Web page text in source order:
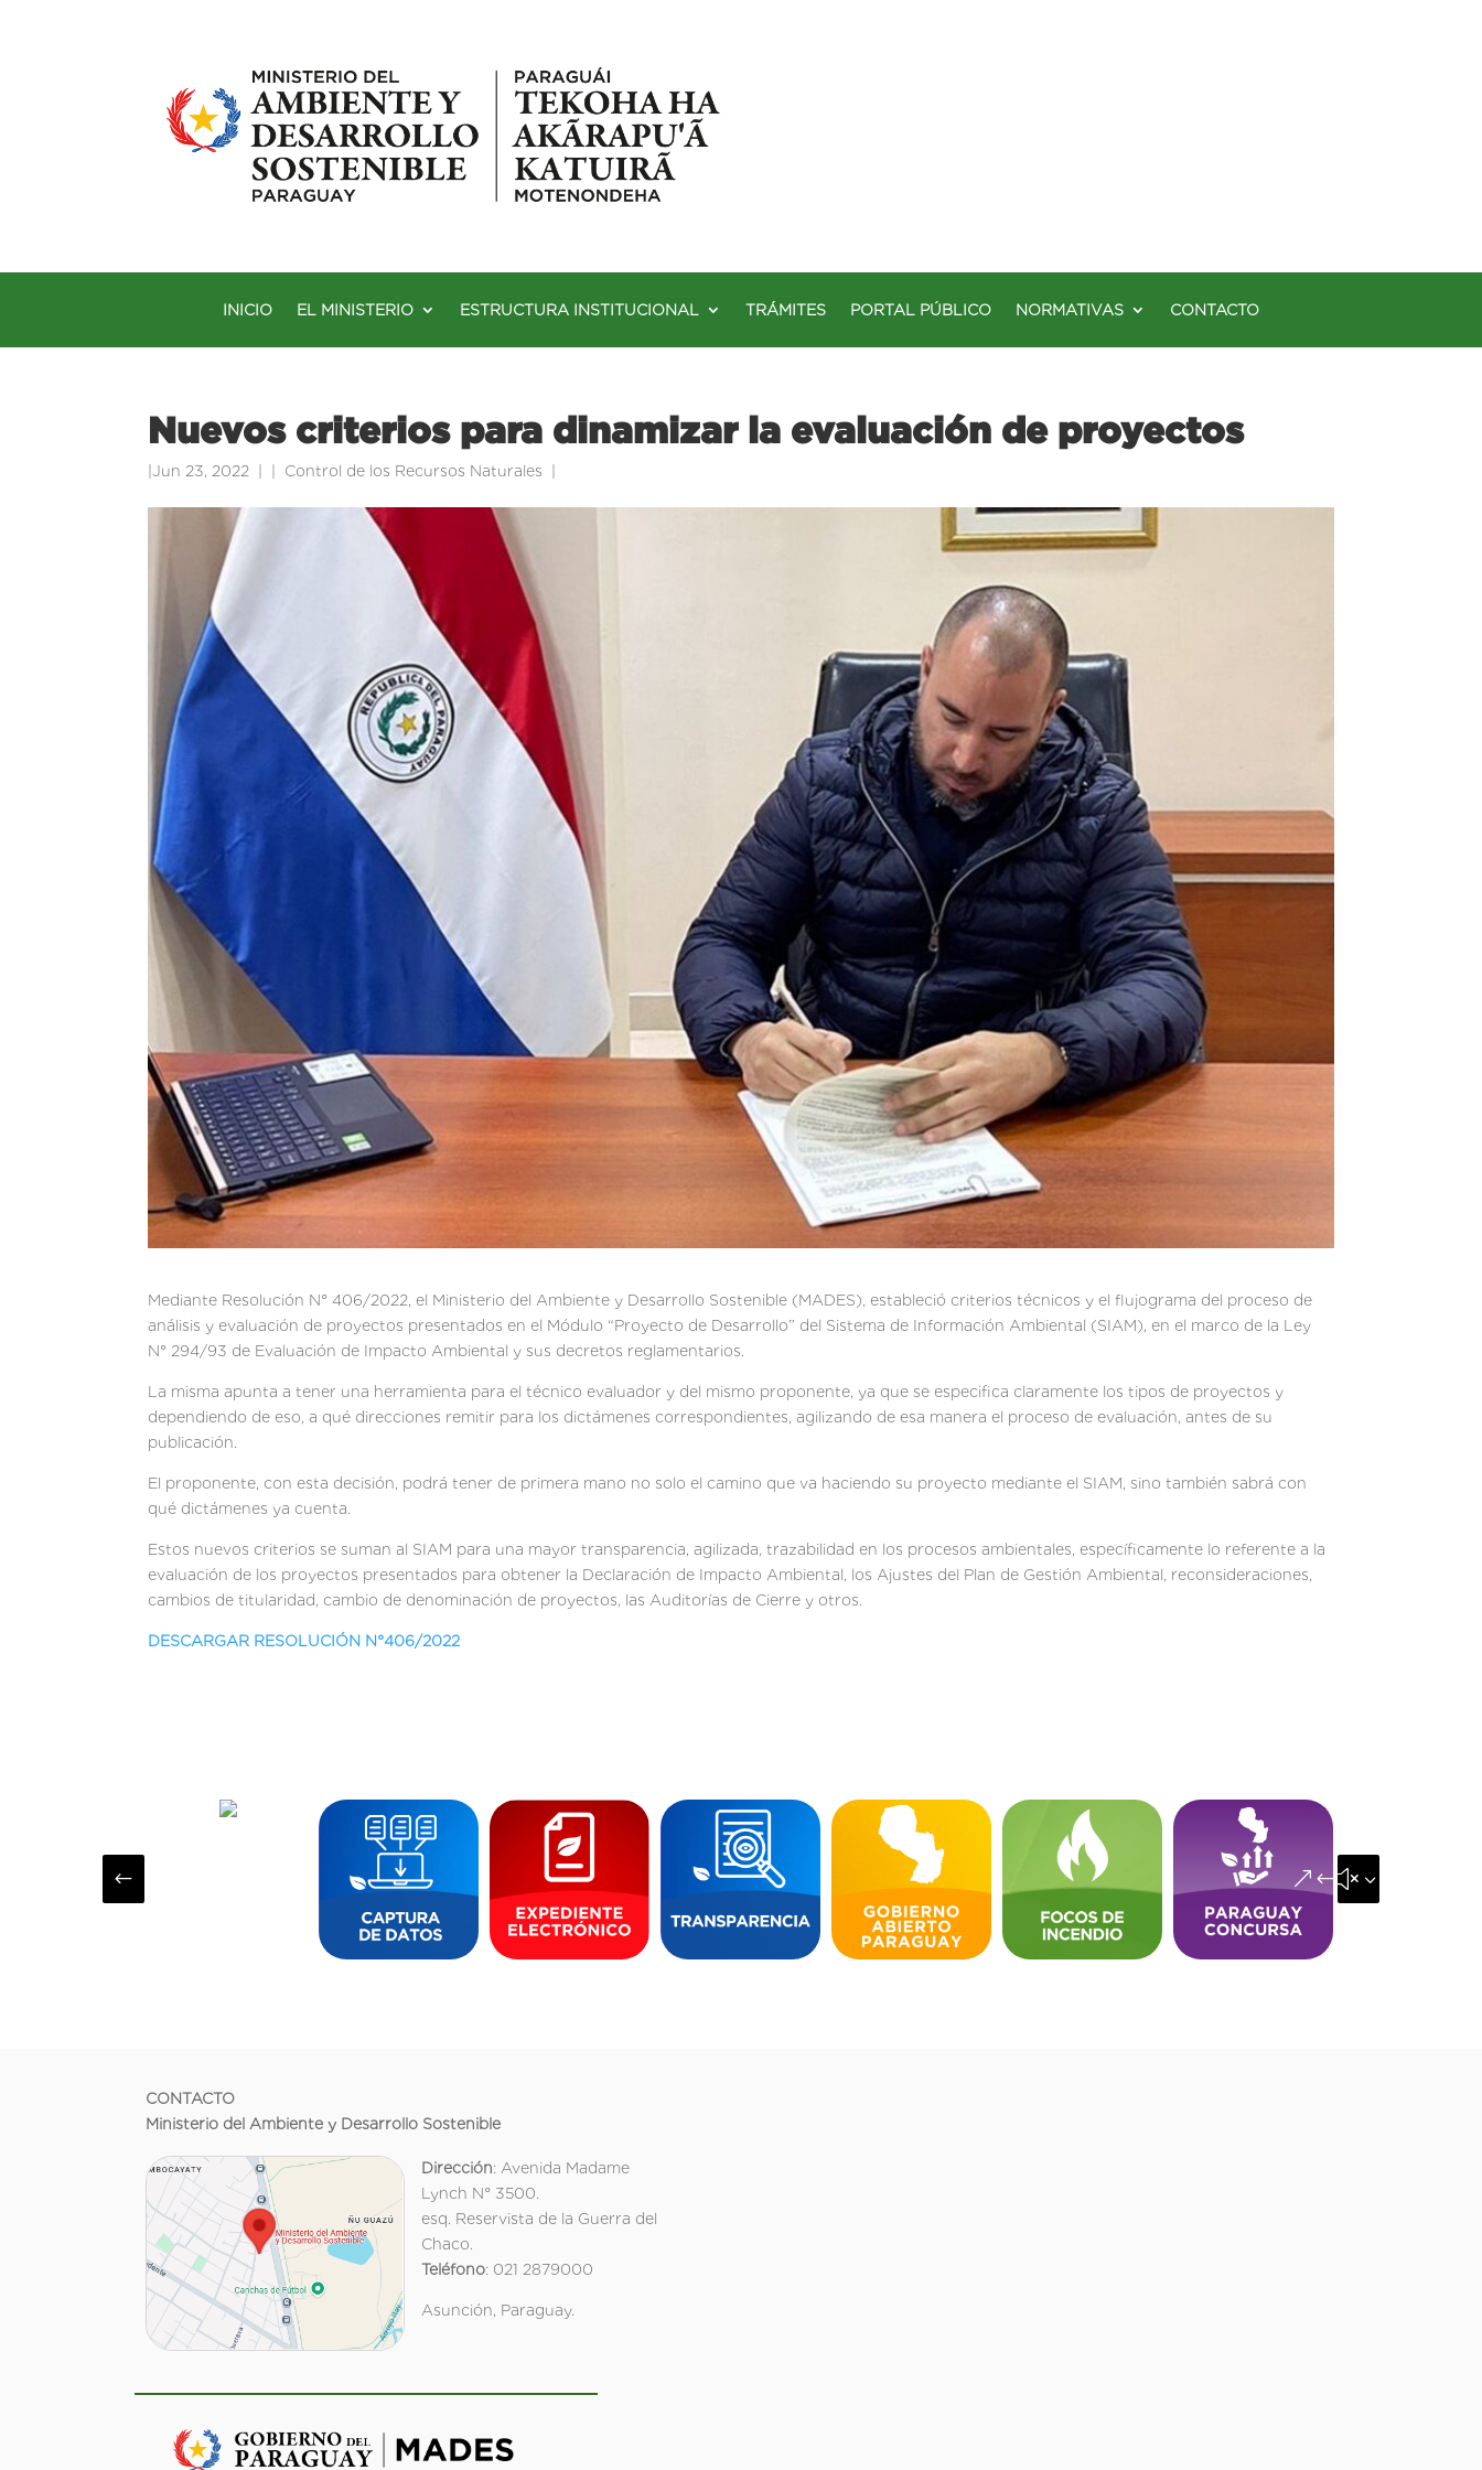
INICIO EL MINISTERIO ESTRUCTURA INSTITUCIONAL TRÁMITES PORTAL PÚBLICO NORMATIVAS CONTACTO
Nuevos criterios para dinamizar la evaluación de proyectos
|Jun 23, 2022 Control de los Recursos Naturales
Mediante Resolución N° 406/2022, el Ministerio del Ambiente y Desarrollo Sostenible (MADES), estableció criterios técnicos y el flujograma del proceso de
análisis y evaluación de proyectos presentados en el Módulo “Proyecto de Desarrollo” del Sistema de Información Ambiental (SIAM), en el marco de la Ley
N° 294/93 de Evaluación de Impacto Ambiental y sus decretos reglamentarios.
La misma apunta a tener una herramienta para el técnico evaluador y del mismo proponente, ya que se especifica claramente los tipos de proyectos y
dependiendo de eso, a qué direcciones remitir para los dictámenes correspondientes, agilizando de esa manera el proceso de evaluación, antes de su
publicación.
El proponente, con esta decisión, podrá tener de primera mano no solo el camino que va haciendo su proyecto mediante el SIAM, sino también sabrá con
qué dictámenes ya cuenta.
Estos nuevos criterios se suman al SIAM para una mayor transparencia, agilizada, trazabilidad en los procesos ambientales, específicamente lo referente a la
evaluación de los proyectos presentados para obtener la Declaración de Impacto Ambiental, los Ajustes del Plan de Gestión Ambiental, reconsideraciones,
cambios de titularidad, cambio de denominación de proyectos, las Auditorías de Cierre y otros.
DESCARGAR RESOLUCIÓN N°406/2022
# &#x35;
CONTACTO
Ministerio del Ambiente y Desarrollo Sostenible
Dirección: Avenida Madame
Lynch N° 3500.
esq. Reservista de la Guerra del
Chaco.
Teléfono: 021 2879000
Asunción, Paraguay.